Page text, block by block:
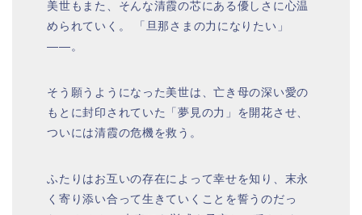
美世もまた、そんな清霞の芯にある優しさに心温
められていく。 「旦那さまの力になりたい」
――。
そう願うようになった美世は、亡き母の深い愛の
もとに封印されていた「夢見の力」を開花させ、
ついには清霞の危機を救う。
ふたりはお互いの存在によって幸せを知り、末永
く寄り添い合って生きていくことを誓うのだっ